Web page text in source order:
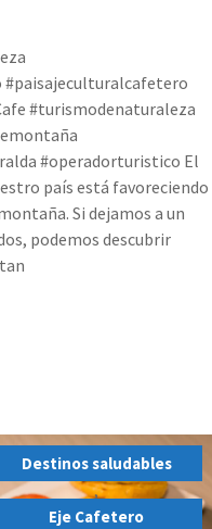
#paisajeculturalcafetero
#turismodenaturaleza
#operadorturistico El
país está favoreciendo
Si dejamos a un
podemos descubrir
Destinos saludables
,
Eje Cafetero